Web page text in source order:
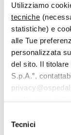
Utilizziamo
tecniche
statistiche) e
alle Tue
personalizzata
del sito. Il titolare
S.p.A.”,
gestire le tue
delTecnici
Dott.ssa
Specialista in:
Psicoterapia
La dottoressa
Terapeuta EMDR
Psiconcologia.
integra anche gli